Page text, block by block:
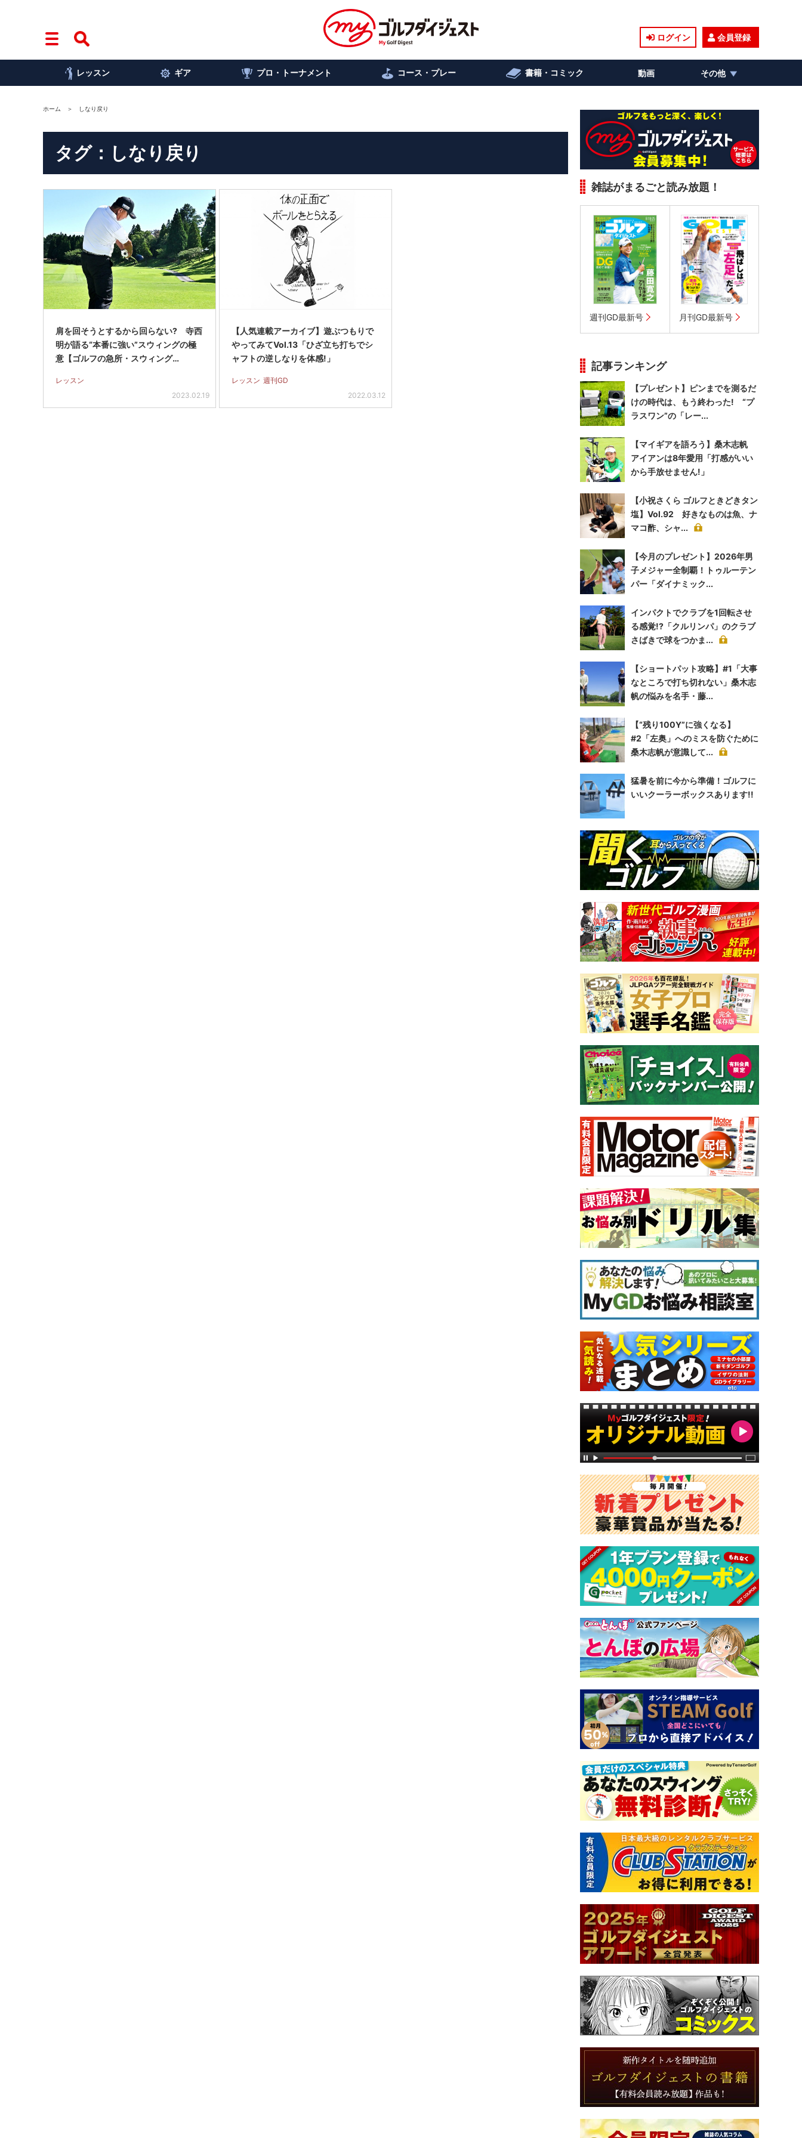
ログイン 会員登録
レッスン ギア プロ・トーナメント コース・プレー 書籍・コミック 動画 その他
ホーム しなり戻り
タグ：しなり戻り
肩を回そうとするから回らない? 寺西
明が語る“本番に強い”スウィングの極
意【ゴルフの急所・スウィング…
レッスン
2023.02.19
【人気連載アーカイブ】遊ぶつもりで
やってみてVol.13「ひざ立ち打ちでシ
ャフトの逆しなりを体感!」
レッスン 週刊GD
2022.03.12
雑誌がまるごと読み放題！
週刊GD最新号 月刊GD最新号
記事ランキング
【プレゼント】ピンまでを測るだ
けの時代は、もう終わった! “プ
ラスワン”の「レー...
【マイギアを語ろう】桑木志帆
アイアンは8年愛用「打感がいい
から手放せません!」
【小祝さくら ゴルフときどきタン
塩】Vol.92 好きなものは魚、ナ
マコ酢、シャ...
【今月のプレゼント】2026年男
子メジャー全制覇！トゥルーテン
パー「ダイナミック...
インパクトでクラブを1回転させ
る感覚!?「クルリンパ」のクラブ
さばきで球をつかま...
【ショートパット攻略】#1「大事
なところで打ち切れない」桑木志
帆の悩みを名手・藤...
【“残り100Y”に強くなる】
#2「左奥」へのミスを防ぐために
桑木志帆が意識して...
猛暑を前に今から準備！ゴルフに
いいクーラーボックスあります!!